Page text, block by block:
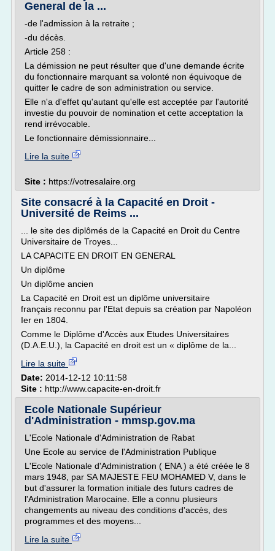
General de la ...
-de l'admission à la retraite ;
-du décès.
Article 258 :
La démission ne peut résulter que d'une demande écrite
du fonctionnaire marquant sa volonté non équivoque de
quitter le cadre de son administration ou service.
Elle n'a d'effet qu'autant qu'elle est acceptée par l'autorité
investie du pouvoir de nomination et cette acceptation la
rend irrévocable.
Le fonctionnaire démissionnaire...
Lire la suite
Site : https://votresalaire.org
Site consacré à la Capacité en Droit -
Université de Reims ...
... le site des diplômés de la Capacité en Droit du Centre
Universitaire de Troyes...
LA CAPACITE EN DROIT EN GENERAL
Un diplôme
Un diplôme ancien
La Capacité en Droit est un diplôme universitaire
français reconnu par l'Etat depuis sa création par Napoléon
Ier en 1804.
Comme le Diplôme d'Accès aux Etudes Universitaires
(D.A.E.U.), la Capacité en droit est un « diplôme de la...
Lire la suite
Date: 2014-12-12 10:11:58
Site : http://www.capacite-en-droit.fr
Ecole Nationale Supérieur
d'Administration - mmsp.gov.ma
L'Ecole Nationale d'Administration de Rabat
Une Ecole au service de l'Administration Publique
L'Ecole Nationale d'Administration ( ENA ) a été créée le 8
mars 1948, par SA MAJESTE FEU MOHAMED V, dans le
but d'assurer la formation initiale des futurs cadres de
l'Administration Marocaine. Elle a connu plusieurs
changements au niveau des conditions d'accès, des
programmes et des moyens...
Lire la suite